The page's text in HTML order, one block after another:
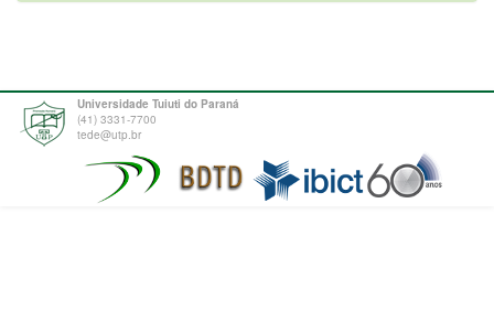
Universidade Tuiuti do Paraná
(41) 3331-7700
tede@utp.br